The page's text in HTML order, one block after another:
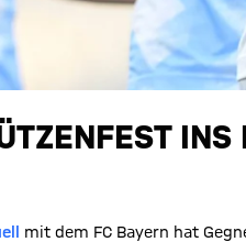
mit dem FC Bayern hat